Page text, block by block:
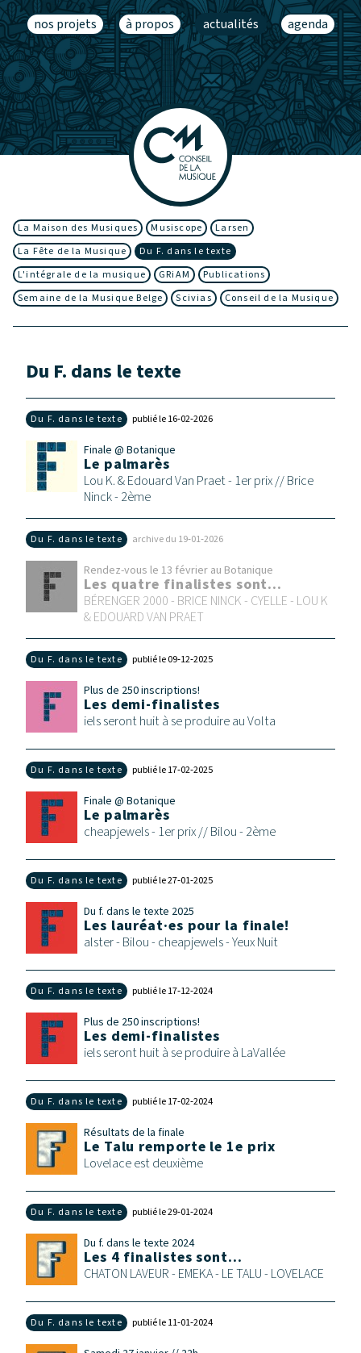
nos projets à propos actualités agenda
La Maison des Musiques Musiscope
Larsen
La Fête de la Musique
Du F. dans le texte
L'intégrale de la musique
GRiAM
Publications
Semaine de la Musique Belge
Scivias Conseil de la Musique
Du F. dans le texte
Du F. dans le texte publié le 16‑02‑2026
Finale @ Botanique
Le palmarès
Lou K. & Edouard Van Praet - 1er prix // Brice
Ninck - 2ème
Du F. dans le texte archive du 19‑01‑2026
Rendez-vous le 13 février au Botanique
Les quatre finalistes sont...
BÉRENGER 2000 - BRICE NINCK - CYELLE - LOU K
& EDOUARD VAN PRAET
Du F. dans le texte publié le 09‑12‑2025
Plus de 250 inscriptions!
Les demi-finalistes
iels seront huit à se produire au Volta
Du F. dans le texte publié le 17‑02‑2025
Finale @ Botanique
Le palmarès
cheapjewels - 1er prix // Bilou - 2ème
Du F. dans le texte publié le 27‑01‑2025
Du f. dans le texte 2025
Les lauréat·es pour la finale!
alster - Bilou - cheapjewels - Yeux Nuit
Du F. dans le texte publié le 17‑12‑2024
Plus de 250 inscriptions!
Les demi-finalistes
iels seront huit à se produire à LaVallée
Du F. dans le texte publié le 17‑02‑2024
Résultats de la finale
Le Talu remporte le 1e prix
Lovelace est deuxième
Du F. dans le texte publié le 29‑01‑2024
Du f. dans le texte 2024
Les 4 finalistes sont...
CHATON LAVEUR - EMEKA - LE TALU - LOVELACE
Du F. dans le texte publié le 11‑01‑2024